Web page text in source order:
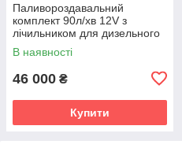
Паливороздавальний
комплект 90л/хв 12V з
лічильником для дизельного
пального
В наявності
46 000 ₴
Купити